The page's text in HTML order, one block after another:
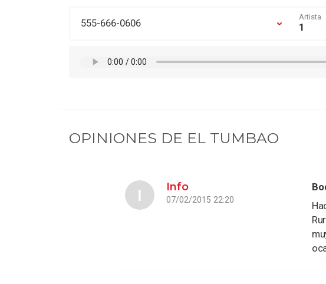
555-666-0606
Artista
1
OPINIONES DE EL TUMBAO
Info
07/02/2015 22:20
I